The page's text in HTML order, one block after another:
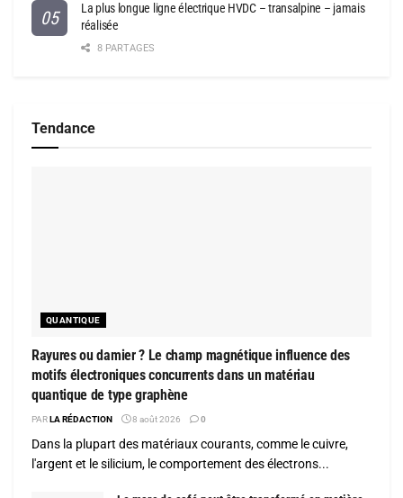
La plus longue ligne électrique HVDC – transalpine – jamais
réalisée
8 PARTAGES
Tendance
QUANTIQUE
Rayures ou damier ? Le champ magnétique influence des
motifs électroniques concurrents dans un matériau
quantique de type graphène
PARLA RÉDACTION 8 août 2026 0
Dans la plupart des matériaux courants, comme le cuivre,
l'argent et le silicium, le comportement des électrons...